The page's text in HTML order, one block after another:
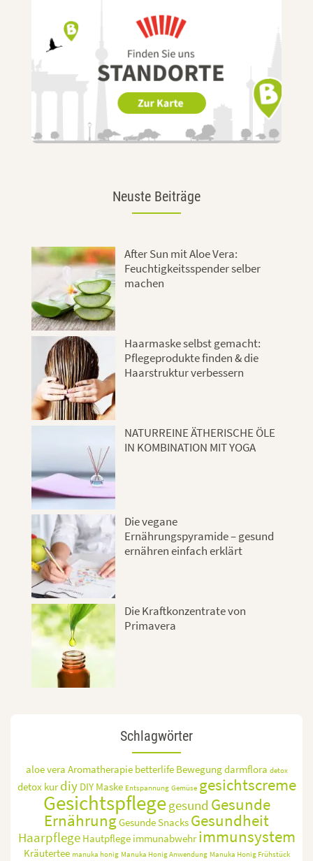
Neuste Beiträge
After Sun mit Aloe Vera:
Feuchtigkeitsspender selber
machen
Haarmaske selbst gemacht:
Pflegeprodukte finden & die
Haarstruktur verbessern
NATURREINE ÄTHERISCHE ÖLE
IN KOMBINATION MIT YOGA
Die vegane
Ernährungspyramide – gesund
ernähren einfach erklärt
Die Kraftkonzentrate von
Primavera
Schlagwörter
aloe vera Aromatherapie betterlife Bewegungdarmflora detox
detox kur diy DIY Maske Entspannung Gemüse gesichtscreme
Gesichtspflegegesund Gesunde
ErnährungGesunde Snacks Gesundheit
Haarpflege Hautpflege immunabwehr immunsystem
Kräutertee manuka honig Manuka Honig Anwendung Manuka Honig Frühstück